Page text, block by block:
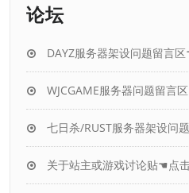
论坛
DAYZ服务器架设问题留言
WJCGAME服务器问题留言
七日杀/RUST服务器架设问
关于站主或游戏讨论贴☚点